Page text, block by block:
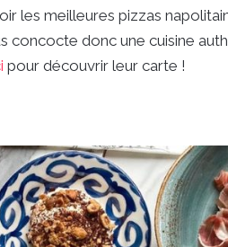
les meilleures pizzas
donc une cuisine
pour découvrir leur carte !